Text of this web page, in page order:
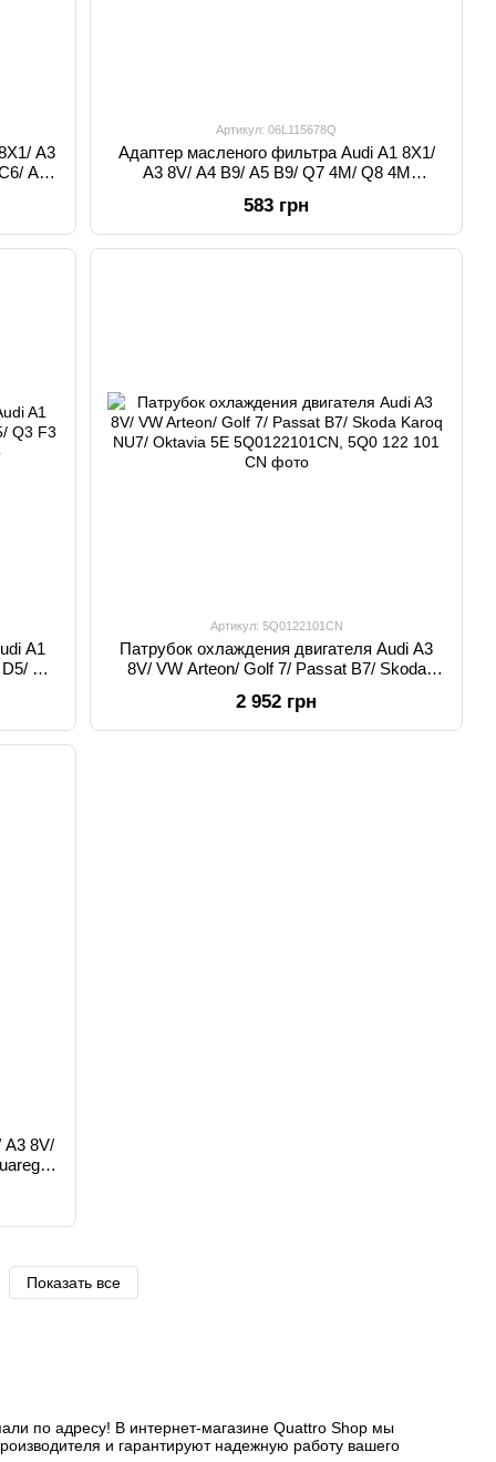
по адресу! В интернет-магазине Quattro Shop мы
и гарантируют надежную работу вашего
A3
A6
/ A6
/ Q3 /
Артикул: 06L115678Q
Адаптер масленого фильтра Audi A1 8X1/
A3 8V/ A4 B9/ A5 B9/ Q7 4M/ Q8 4M
583 грн
A1
Q3
Артикул: 5Q0122101CN
Патрубок охлаждения двигателя Audi A3
8V/ VW Arteon/ Golf 7/ Passat B7/ Skoda
122 101 CN
2 952 грн
A3 8V/
3/
Показать все